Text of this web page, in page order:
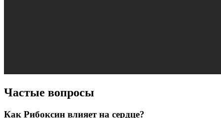
Частые вопросы
Как Рибоксин влияет на сердце?